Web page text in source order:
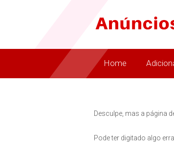
Home
Desculpe, mas a página
Pode ter digitado algo